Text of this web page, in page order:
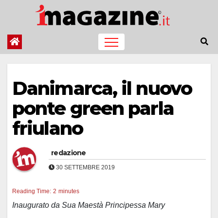
contenuto
Danimarca, il nuovo
ponte green parla
friulano
redazione
30 SETTEMBRE 2019
Reading Time: 2 minutes
Inaugurato da Sua Maestà Principessa Mary